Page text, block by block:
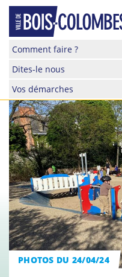
Skip
content
Site
de
la
de
Bois-
Colombes
Comment faire ?
Dites-le nous
Vos démarches
PHOTOS DU 24/04/24